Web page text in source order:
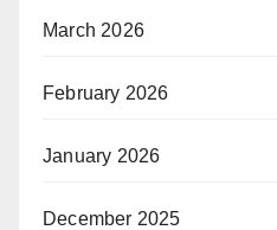
March 2026
February 2026
January 2026
December 2025